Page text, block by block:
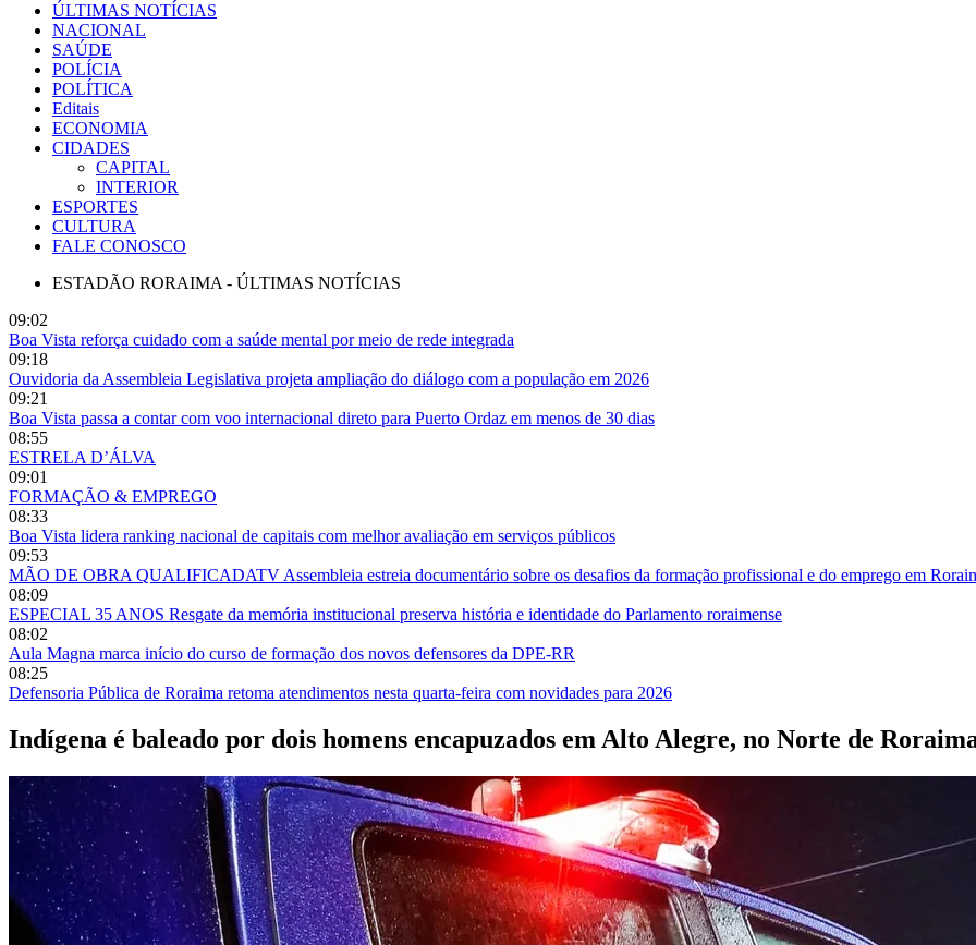
ÚLTIMAS NOTÍCIAS
NACIONAL
SAÚDE
POLÍCIA
POLÍTICA
Editais
ECONOMIA
CIDADES
CAPITAL
INTERIOR
ESPORTES
CULTURA
FALE CONOSCO
ESTADÃO RORAIMA - ÚLTIMAS NOTÍCIAS
09:02
Boa Vista reforça cuidado com a saúde mental por meio de rede integrada
09:18
Ouvidoria da Assembleia Legislativa projeta ampliação do diálogo com a população em 2026
09:21
Boa Vista passa a contar com voo internacional direto para Puerto Ordaz em menos de 30 dias
08:55
ESTRELA D’ÁLVA
09:01
FORMAÇÃO & EMPREGO
08:33
Boa Vista lidera ranking nacional de capitais com melhor avaliação em serviços públicos
09:53
MÃO DE OBRA QUALIFICADATV Assembleia estreia documentário sobre os desafios da formação profissional e do emprego em
08:09
ESPECIAL 35 ANOS Resgate da memória institucional preserva história e identidade do Parlamento roraimense
08:02
Aula Magna marca início do curso de formação dos novos defensores da DPE-RR
08:25
Defensoria Pública de Roraima retoma atendimentos nesta quarta-feira com novidades para 2026
Indígena é baleado por dois homens encapuzados em Alto Alegre, no Norte de